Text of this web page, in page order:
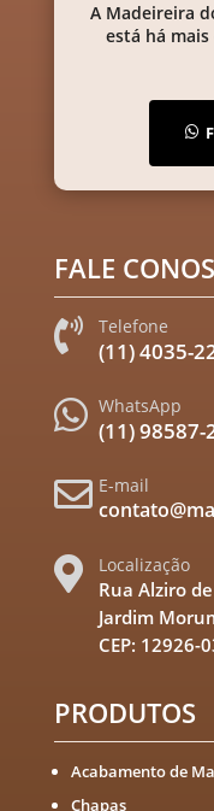
A Madeireira
está há
FALE
 Telefone
(11) 4035-
 WhatsApp
(11) 98587-
 E-mail
 Localização
Rua Alziro
Jardim
CEP: 12926-
PRODUTOS
Acabamento de
Chapas